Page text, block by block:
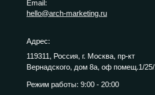
Адрес:
119311, Россия, г. Москва, пр-кт
Вернадского, дом 8а, оф помещ.1/25/
Режим работы: 9:00 - 20:00
Email:
hello@arch-marketing.ru